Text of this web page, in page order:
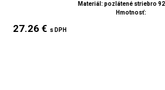
Materiál: pozlátené striebro
Hmotnosť:
27.26 € s DPH